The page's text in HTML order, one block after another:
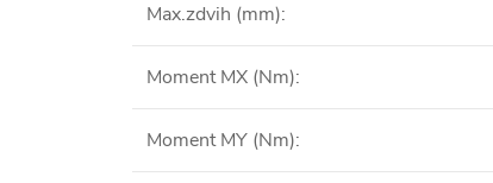
Max.zdvih (mm):
Moment MX (Nm):
Moment MY (Nm):